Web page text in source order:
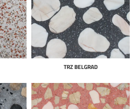
TRZ BELGRAD